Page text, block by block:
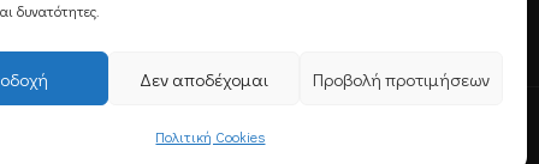
δυνατότητες.
Δεν αποδέχομαι Προβολή προτιμήσεων
Πολιτική Cookies